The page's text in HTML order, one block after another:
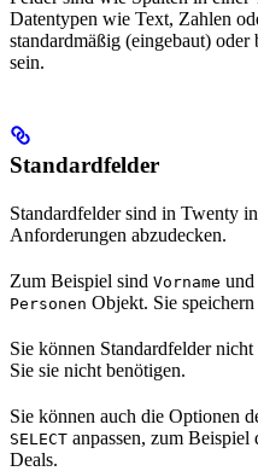
Datentypen wie Text, Zahlen
standardmäßig (eingebaut)
sein.
Standardfelder
Standardfelder sind in Twenty
Anforderungen abzudecken.
Zum Beispiel sind Vorname und
Personen Objekt. Sie
Sie können Standardfelder
Sie sie nicht benötigen.
Sie können auch die Optionen
SELECT anpassen, zum
Deals.